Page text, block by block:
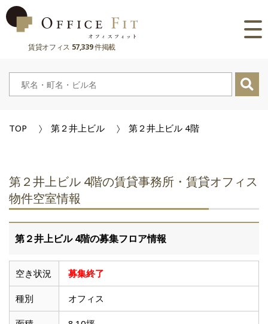
賃貸オフィス 57,339件掲載
路線
大阪府
奈良県
主要駅
兵庫県
奈良県
滋賀県
市区町村
京都府
兵庫県
奈良県
滋賀県
TOP 第２井上ビル 第２井上ビル 4階
第２井上ビル 4階の賃貸事務所・賃貸オフィス
物件空室情報
第２井上ビル 4階の募集フロア情報
空き状況 募集終了
種別 オフィス